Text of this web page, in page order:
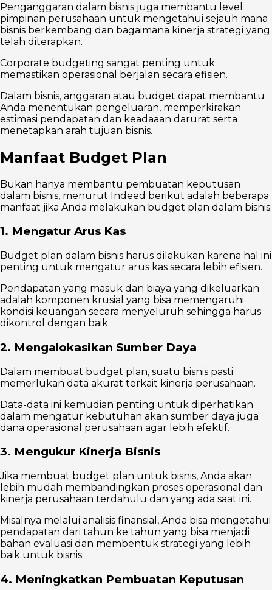
Penganggaran dalam bisnis juga membantu level
pimpinan perusahaan untuk mengetahui sejauh mana
bisnis berkembang dan bagaimana kinerja strategi yang
telah diterapkan.
Corporate budgeting sangat penting untuk
memastikan operasional berjalan secara efisien.
Dalam bisnis, anggaran atau budget dapat membantu
Anda menentukan pengeluaran, memperkirakan
estimasi pendapatan dan keadaaan darurat serta
menetapkan arah tujuan bisnis.
Manfaat Budget Plan
Bukan hanya membantu pembuatan keputusan
dalam bisnis, menurut Indeed berikut adalah beberapa
manfaat jika Anda melakukan budget plan dalam bisnis:
1. Mengatur Arus Kas
Budget plan dalam bisnis harus dilakukan karena hal ini
penting untuk mengatur arus kas secara lebih efisien.
Pendapatan yang masuk dan biaya yang dikeluarkan
adalah komponen krusial yang bisa memengaruhi
kondisi keuangan secara menyeluruh sehingga harus
dikontrol dengan baik.
2. Mengalokasikan Sumber Daya
Dalam membuat budget plan, suatu bisnis pasti
memerlukan data akurat terkait kinerja perusahaan.
Data-data ini kemudian penting untuk diperhatikan
dalam mengatur kebutuhan akan sumber daya juga
dana operasional perusahaan agar lebih efektif.
3. Mengukur Kinerja Bisnis
Jika membuat budget plan untuk bisnis, Anda akan
lebih mudah membandingkan proses operasional dan
kinerja perusahaan terdahulu dan yang ada saat ini.
Misalnya melalui analisis finansial, Anda bisa mengetahui
pendapatan dari tahun ke tahun yang bisa menjadi
bahan evaluasi dan membentuk strategi yang lebih
baik untuk bisnis.
4. Meningkatkan Pembuatan Keputusan